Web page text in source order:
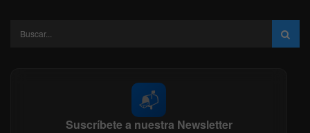
📬
Suscríbete a nuestra Newsletter